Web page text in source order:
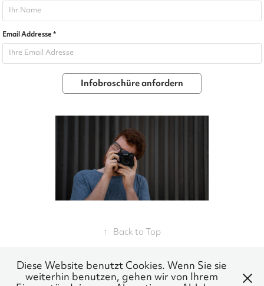
Email Addresse *
Infobroschüre anfordern
↑ Back to Top
Diese Website benutzt Cookies. Wenn Sie sie
weiterhin benutzen, gehen wir von Ihrem